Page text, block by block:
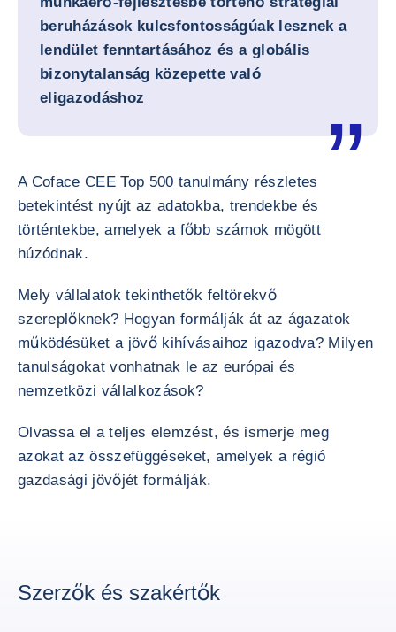
beruházások kulcsfontosságúak lesznek a
lendület fenntartásához és a globális
bizonytalanság közepette való
eligazodáshoz
A Coface CEE Top 500 tanulmány részletes
betekintést nyújt az adatokba, trendekbe és
történtekbe, amelyek a főbb számok mögött
húzódnak.
Mely vállalatok tekinthetők feltörekvő
szereplőknek? Hogyan formálják át az ágazatok
működésüket a jövő kihívásaihoz igazodva? Milyen
tanulságokat vonhatnak le az európai és
nemzetközi vállalkozások?
Olvassa el a teljes elemzést, és ismerje meg
azokat az összefüggéseket, amelyek a régió
gazdasági jövőjét formálják.
Szerzők és szakértők